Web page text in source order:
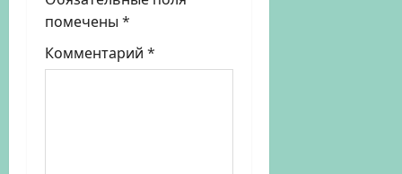
с
и
помечены *
Комментарий *